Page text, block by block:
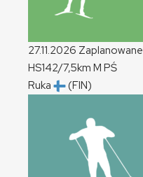
27.11.2026 Zaplanowane
HS142/7,5km M PŚ
Ruka
(FIN)